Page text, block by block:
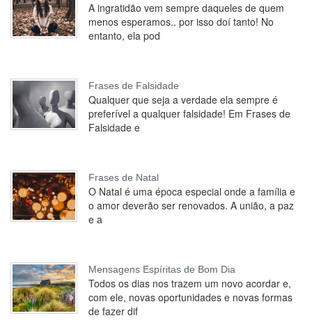
A ingratidão vem sempre daqueles de quem
menos esperamos.. por isso doí tanto! No
entanto, ela pod
Frases de Falsidade
Qualquer que seja a verdade ela sempre é
preferível a qualquer falsidade! Em Frases de
Falsidade e
Frases de Natal
O Natal é uma época especial onde a família e
o amor deverão ser renovados. A união, a paz
e a
Mensagens Espíritas de Bom Dia
Todos os dias nos trazem um novo acordar e,
com ele, novas oportunidades e novas formas
de fazer dif